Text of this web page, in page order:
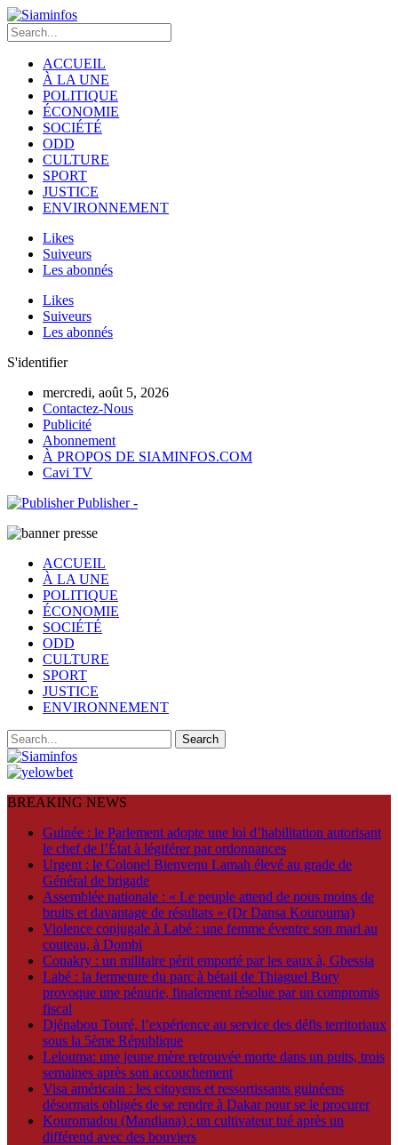
ACCUEIL
À LA UNE
POLITIQUE
ÉCONOMIE
SOCIÉTÉ
ODD
CULTURE
SPORT
JUSTICE
ENVIRONNEMENT
Likes
Suiveurs
Les abonnés
Likes
Suiveurs
Les abonnés
S'identifier
mercredi, août 5, 2026
Contactez-Nous
Publicité
Abonnement
À PROPOS DE SIAMINFOS.COM
Cavi TV
Publisher -
ACCUEIL
À LA UNE
POLITIQUE
ÉCONOMIE
SOCIÉTÉ
ODD
CULTURE
SPORT
JUSTICE
ENVIRONNEMENT
BREAKING NEWS
Guinée : le Parlement adopte une loi d’habilitation autorisant
le chef de l’État à légiférer par ordonnances
Urgent : le Colonel Bienvenu Lamah élevé au grade de
Général de brigade
Assemblée nationale : « Le peuple attend de nous moins de
bruits et davantage de résultats » (Dr Dansa Kourouma)
Violence conjugale à Labé : une femme éventre son mari au
couteau, à Dombi
Conakry : un militaire périt emporté par les eaux à, Gbessia
Labé : la fermeture du parc à bétail de Thiaguel Bory
provoque une pénurie, finalement résolue par un compromis
fiscal
Djénabou Touré, l’expérience au service des défis territoriaux
sous la 5ème République
Lelouma: une jeune mère retrouvée morte dans un puits, trois
semaines après son accouchement
Visa américain : les citoyens et ressortissants guinéens
désormais obligés de se rendre à Dakar pour se le procurer
Kouromadou (Mandiana) : un cultivateur tué après un
différend avec des bouviers